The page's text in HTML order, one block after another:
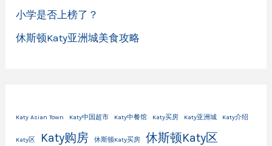
小学是否上榜了？
休斯顿Katy亚洲城美食攻略
Katy Asian Town Katy中国超市 Katy中餐馆 Katy买房 Katy亚洲城 Katy介绍
Katy区 Katy购房 休斯顿Katy买房 休斯顿Katy区